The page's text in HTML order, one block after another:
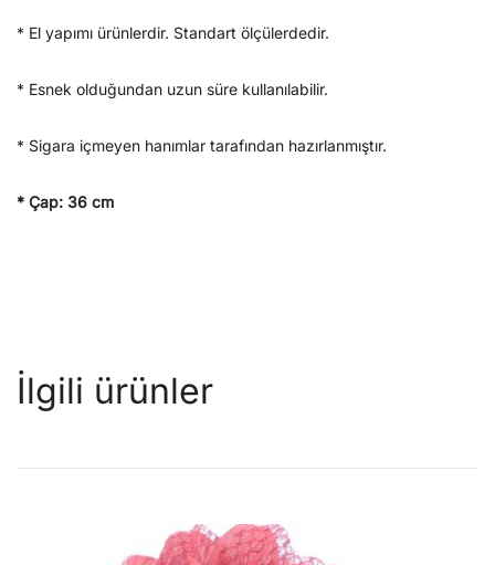
* El yapımı ürünlerdir. Standart ölçülerdedir.
* Esnek olduğundan uzun süre kullanılabilir.
* Sigara içmeyen hanımlar tarafından hazırlanmıştır.
* Çap: 36 cm
İlgili ürünler